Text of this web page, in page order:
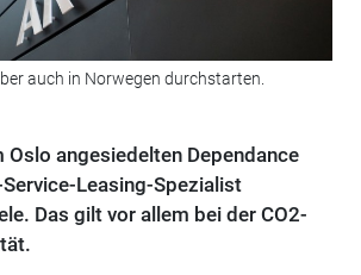
auch in Norwegen durchstarten.
Oslo angesiedelten Dependance
Leasing-Spezialist
Das gilt vor allem bei der CO2-